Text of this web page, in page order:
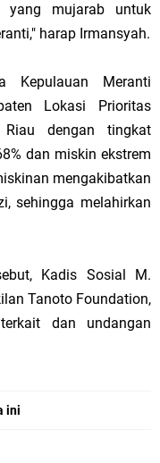
yang mujarab untuk
harap Irmansyah.
Kepulauan Meranti
Lokasi Prioritas
dengan tingkat
dan miskin ekstrem
mengakibatkan
sehingga melahirkan
Kadis Sosial M.
Tanoto Foundation,
dan undangan
ini